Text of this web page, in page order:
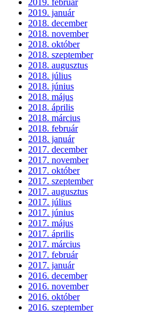
2019. február
2019. január
2018. december
2018. november
2018. október
2018. szeptember
2018. augusztus
2018. július
2018. június
2018. május
2018. április
2018. március
2018. február
2018. január
2017. december
2017. november
2017. október
2017. szeptember
2017. augusztus
2017. július
2017. június
2017. május
2017. április
2017. március
2017. február
2017. január
2016. december
2016. november
2016. október
2016. szeptember